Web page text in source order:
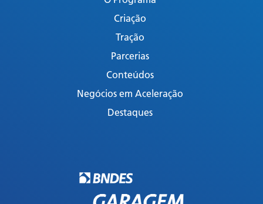
Criação
Tração
Parcerias
Conteúdos
Negócios em Aceleração
Destaques